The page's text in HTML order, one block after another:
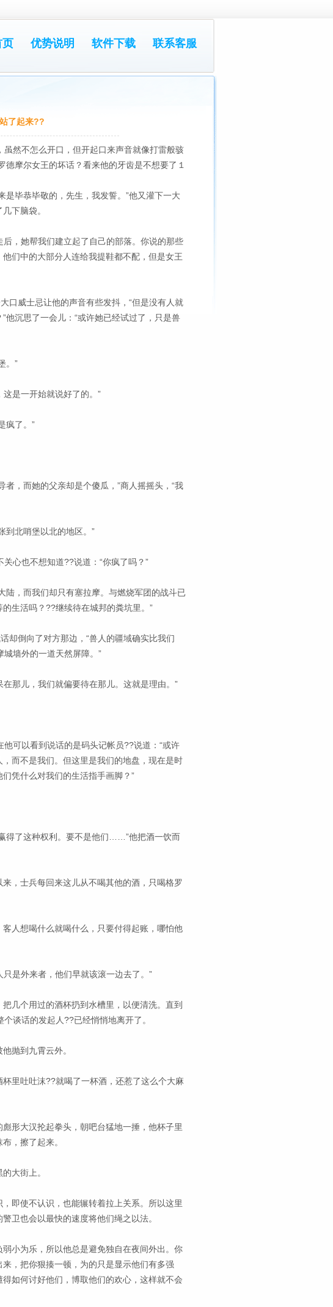
页 优势说明 软件下载 联系客服
了起来??
然不怎么开口，但开起口来声音就像打雷般骇
摩尔女王的坏话？看来他的牙齿是不想要了１
毕恭毕敬的，先生，我发誓。”他又灌下一大
下脑袋。
后，她帮我们建立起了自己的部落。你说的那些
们中的大部分人连给我提鞋都不配，但是女王
口威士忌让他的声音有些发抖，“但是没有人就
他沉思了一会儿：“或许她已经试过了，只是兽
。”
这是一开始就说好了的。”
疯了。”
，而她的父亲却是个傻瓜，”商人摇摇头，“我
到北哨堡以北的地区。”
心也不想知道??说道：“你疯了吗？”
陆，而我们却只有塞拉摩。与燃烧军团的战斗已
生活吗？??继续待在城邦的粪坑里。”
却倒向了对方那边，“兽人的疆域确实比我们
墙外的一道天然屏障。”
那儿，我们就偏要待在那儿。这就是理由。”
可以看到说话的是码头记帐员??说道：“或许
而不是我们。但这里是我们的地盘，现在是时
凭什么对我们的生活指手画脚？”
得了这种权利。要不是他们……”他把酒一饮而
，士兵每回来这儿从不喝其他的酒，只喝格罗
人想喝什么就喝什么，只要付得起账，哪怕他
是外来者，他们早就该滚一边去了。”
几个用过的酒杯扔到水槽里，以便清洗。直到
谈话的发起人??已经悄悄地离开了。
抛到九霄云外。
里吐吐沫??就喝了一杯酒，还惹了这么个大麻
形大汉抡起拳头，朝吧台猛地一捶，他杯子里
，擦了起来。
大街上。
即使不认识，也能辗转着拉上关系。所以这里
卫也会以最快的速度将他们绳之以法。
小为乐，所以他总是避免独自在夜间外出。你
，把你狠揍一顿，为的只是显示他们有多强
如何讨好他们，博取他们的欢心，这样就不会